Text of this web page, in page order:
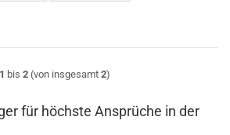
1 bis 2 (von insgesamt 2)
für höchste Ansprüche in der